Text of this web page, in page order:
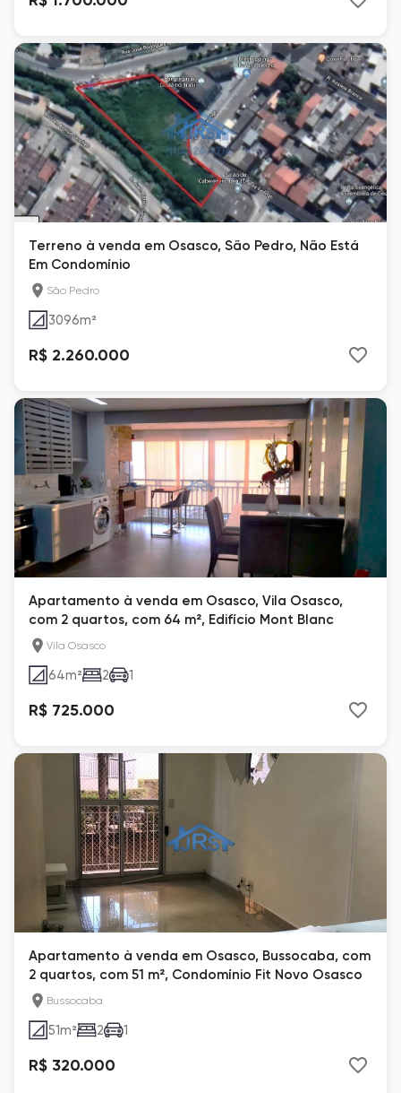
Terreno à venda em Osasco, São Pedro, Não Está
Em Condomínio
São Pedro
3096m²
R$ 2.260.000
Apartamento à venda em Osasco, Vila Osasco,
com 2 quartos, com 64 m², Edifício Mont Blanc
Vila Osasco
64m² 2 1
R$ 725.000
Apartamento à venda em Osasco, Bussocaba, com
2 quartos, com 51 m², Condomínio Fit Novo Osasco
Bussocaba
51m² 2 1
R$ 320.000